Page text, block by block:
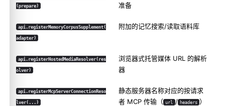
(prepare)
准备
api.registerMemoryCorpusSupplement(
adapter)
附加的记忆搜索/读取语料库
api.registerHostedMediaResolver(res
olver)
浏览器式托管媒体 URL 的解析
器
api.registerMcpServerConnectionReso
lver(...)
静态服务器名称对应的按请求
者 MCP 传输（ url / headers ）